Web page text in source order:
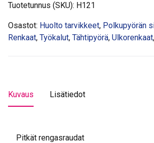
Tuotetunnus (SKU): H121
Osastot: Huolto tarvikkeet, Polkupyörän
Renkaat, Työkalut, Tähtipyörä, Ulkorenkaat,
Kuvaus Lisätiedot
Pitkät rengasraudat